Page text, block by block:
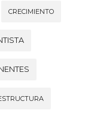
CRECIMIENTO